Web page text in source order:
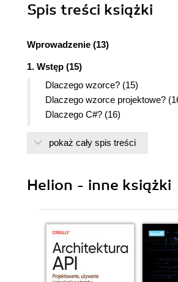
Spis treści książki
Wprowadzenie (13)
1. Wstęp (15)
Dlaczego wzorce? (15)
Dlaczego wzorce projektowe?
Dlaczego C#? (16)
Zadania (17)
Podsumowanie (19)
2. Wprowadzenie do interfejsów (23)
Interfejsy a klasy abstrakcyjne
Interfejsy a delegacje (24)
Interfejsy a właściwości (28)
pokaż cały spis treści
Helion - inne książki